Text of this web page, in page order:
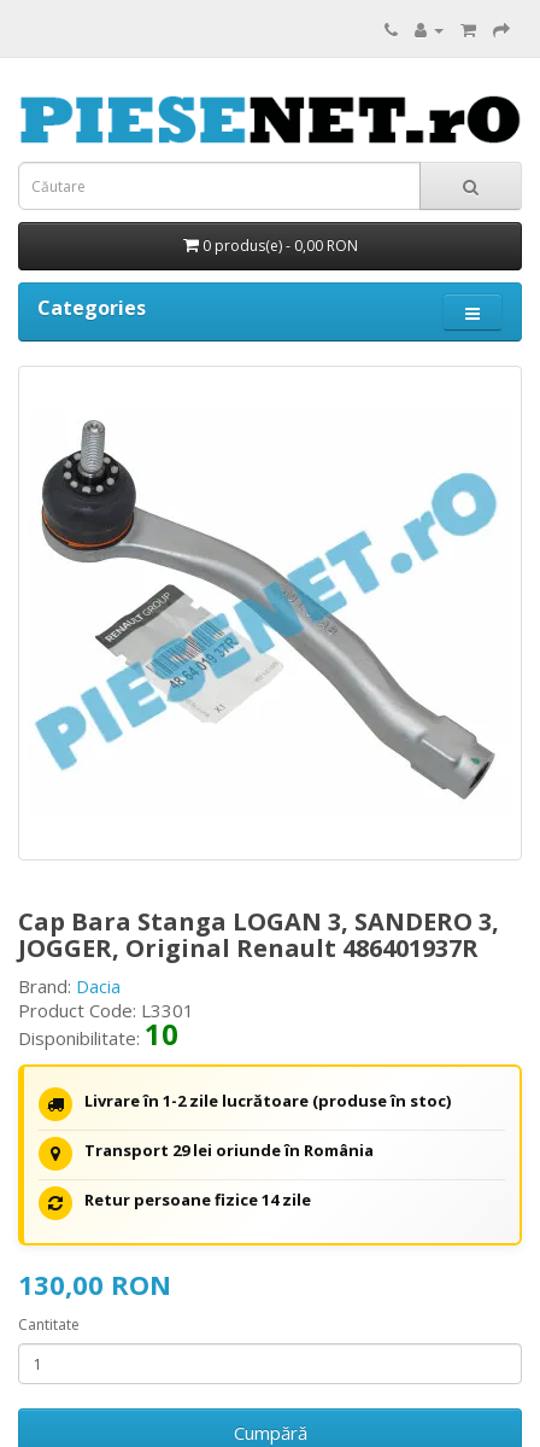
0 produs(e) - 0,00 RON
Categories
Cap Bara Stanga LOGAN 3, SANDERO 3,
JOGGER, Original Renault 486401937R
Brand: Dacia
Product Code: L3301
Disponibilitate: 10
Livrare în 1-2 zile lucrătoare (produse în stoc)
Transport 29 lei oriunde în România
Retur persoane fizice 14 zile
130,00 RON
Cantitate
Cumpără